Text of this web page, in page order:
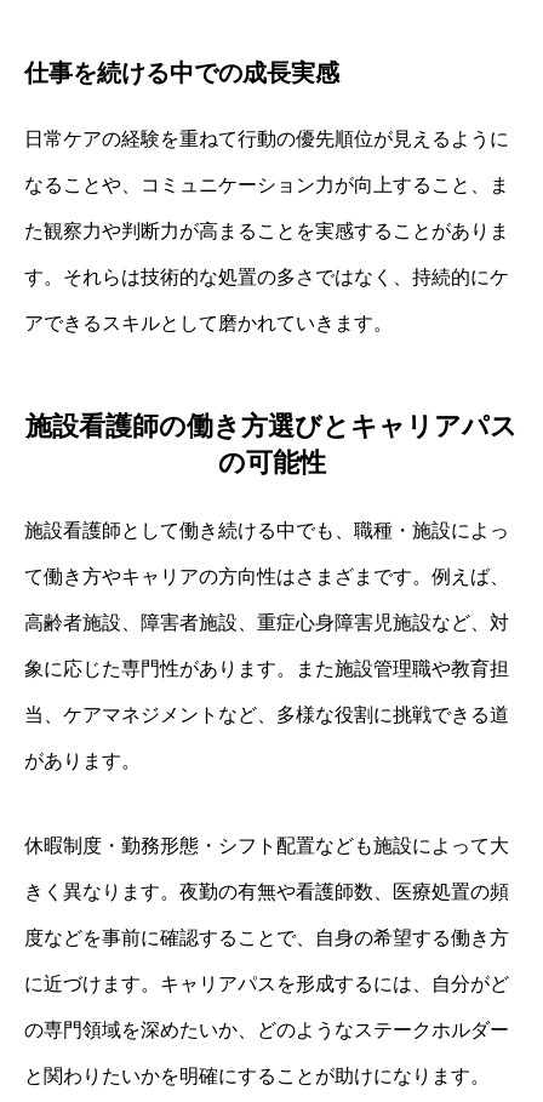
仕事を続ける中での成長実感
日常ケアの経験を重ねて行動の優先順位が見えるように
なることや、コミュニケーション力が向上すること、ま
た観察力や判断力が高まることを実感することがありま
す。それらは技術的な処置の多さではなく、持続的にケ
アできるスキルとして磨かれていきます。
施設看護師の働き方選びとキャリアパス
の可能性
施設看護師として働き続ける中でも、職種・施設によっ
て働き方やキャリアの方向性はさまざまです。例えば、
高齢者施設、障害者施設、重症心身障害児施設など、対
象に応じた専門性があります。また施設管理職や教育担
当、ケアマネジメントなど、多様な役割に挑戦できる道
があります。
休暇制度・勤務形態・シフト配置なども施設によって大
きく異なります。夜勤の有無や看護師数、医療処置の頻
度などを事前に確認することで、自身の希望する働き方
に近づけます。キャリアパスを形成するには、自分がど
の専門領域を深めたいか、どのようなステークホルダー
と関わりたいかを明確にすることが助けになります。